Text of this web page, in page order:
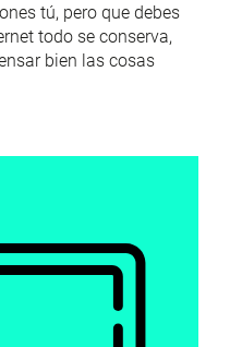
tú, pero que debes
todo se conserva,
bien las cosas